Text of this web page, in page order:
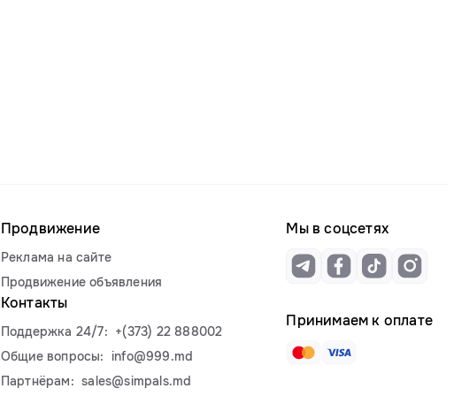
Продвижение
Реклама на сайте
Продвижение объявления
Контакты
Поддержка 24/7: +(373) 22 888002
Общие вопросы: info@999.md
Партнёрам: sales@simpals.md
Мы в соцсетях
Принимаем к оплате